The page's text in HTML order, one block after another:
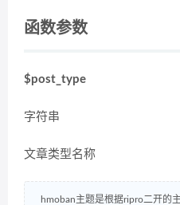
函数参数
$post_type
字符串
文章类型名称
hmoban主题是根据ripro二开的